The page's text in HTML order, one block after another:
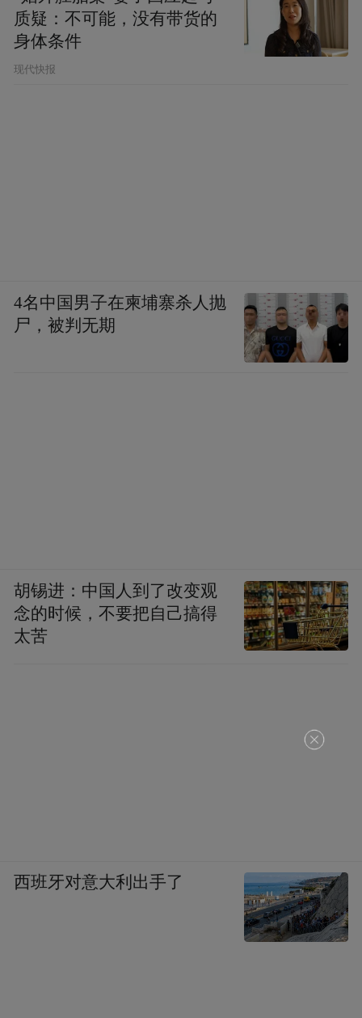
质疑：不可能，没有带货的
身体条件
现代快报
4名中国男子在柬埔寨杀人抛
尸，被判无期
胡锡进：中国人到了改变观
念的时候，不要把自己搞得
太苦
西班牙对意大利出手了